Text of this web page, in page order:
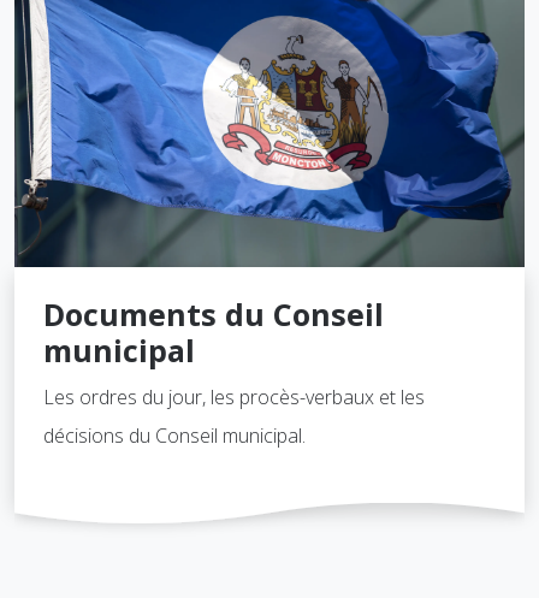
Documents du Conseil
municipal
Les ordres du jour, les procès-verbaux et les
décisions du Conseil municipal.